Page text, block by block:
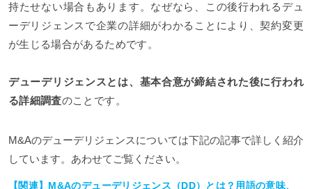
持たせない場合もあります。なぜなら、この後行われるデュ
ーデリジェンスで企業の詳細がわかることにより、契約変更
が生じる場合があるためです。
デューデリジェンスとは、基本合意が締結された後に行われ
る詳細調査のことです。
M&Aのデューデリジェンスについては下記の記事で詳しく紹介
しています。あわせてご覧ください。
【関連】M&Aのデューデリジェンス（DD）とは？用語の意味、